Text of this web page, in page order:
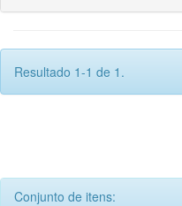
Resultado 1-1 de 1.
Conjunto de itens: